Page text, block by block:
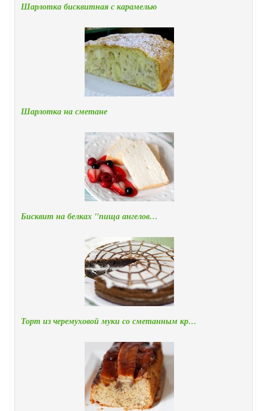
Шарлотка бисквитная с карамелью
Шарлотка на сметане
Бисквит на белках "пища ангелов…
Торт из черемуховой муки со сметанным кр…